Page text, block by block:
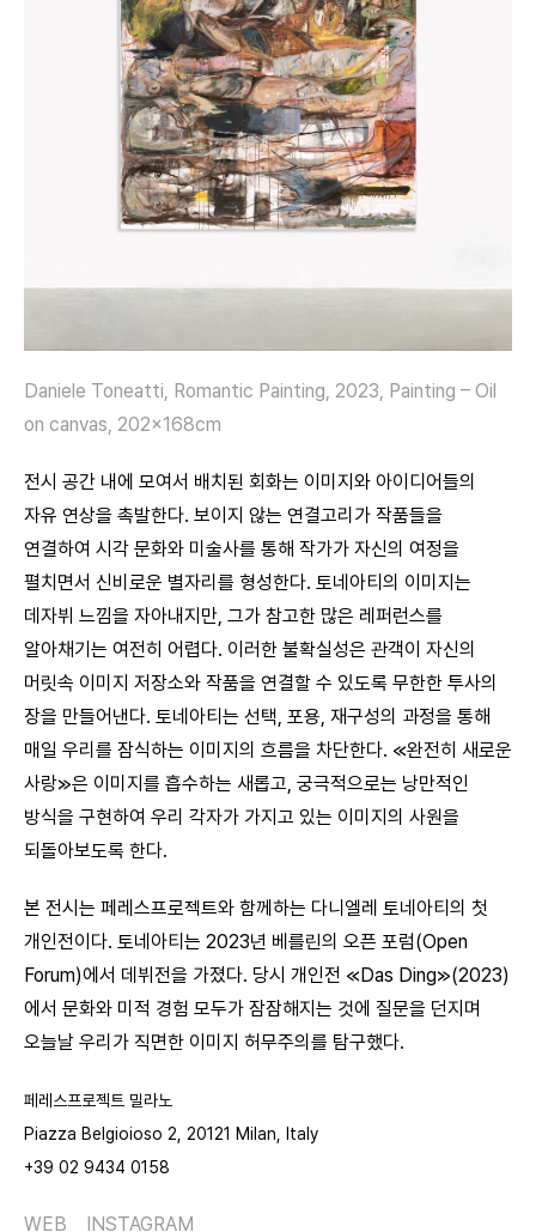
Daniele Toneatti, Romantic Painting, 2023, Painting – Oil
on canvas, 202x168cm
전시 공간 내에 모여서 배치된 회화는 이미지와 아이디어들의
자유 연상을 촉발한다. 보이지 않는 연결고리가 작품들을
연결하여 시각 문화와 미술사를 통해 작가가 자신의 여정을
펼치면서 신비로운 별자리를 형성한다. 토네아티의 이미지는
데자뷔 느낌을 자아내지만, 그가 참고한 많은 레퍼런스를
알아채기는 여전히 어렵다. 이러한 불확실성은 관객이 자신의
머릿속 이미지 저장소와 작품을 연결할 수 있도록 무한한 투사의
장을 만들어낸다. 토네아티는 선택, 포용, 재구성의 과정을 통해
매일 우리를 잠식하는 이미지의 흐름을 차단한다. ≪완전히 새로운
사랑≫은 이미지를 흡수하는 새롭고, 궁극적으로는 낭만적인
방식을 구현하여 우리 각자가 가지고 있는 이미지의 사원을
되돌아보도록 한다.
본 전시는 페레스프로젝트와 함께하는 다니엘레 토네아티의 첫
개인전이다. 토네아티는 2023년 베를린의 오픈 포럼(Open
Forum)에서 데뷔전을 가졌다. 당시 개인전 ≪Das Ding≫(2023)
에서 문화와 미적 경험 모두가 잠잠해지는 것에 질문을 던지며
오늘날 우리가 직면한 이미지 허무주의를 탐구했다.
페레스프로젝트 밀라노
Piazza Belgioioso 2, 20121 Milan, Italy
+39 02 9434 0158
WEB INSTAGRAM